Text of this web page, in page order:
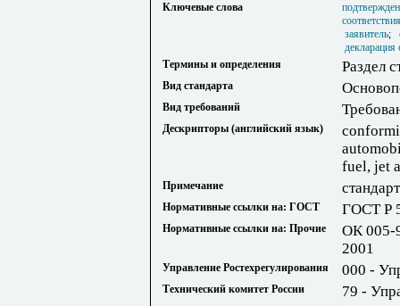
Ключевые слова
соответствия
заявитель;
декларация
Термины и определения
Раздел
Вид стандарта
Вид требований
Дескрипторы (английский язык)
fuel, jet
Примечание
Нормативные ссылки на: ГОСТ ГОСТ Р
Нормативные ссылки на: Прочие
ОК 005-
2001
Управление Ростехрегулирования 000 -
Технический комитет России
79 -